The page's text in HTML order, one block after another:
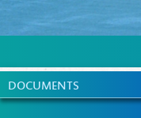
DOCUMENTS